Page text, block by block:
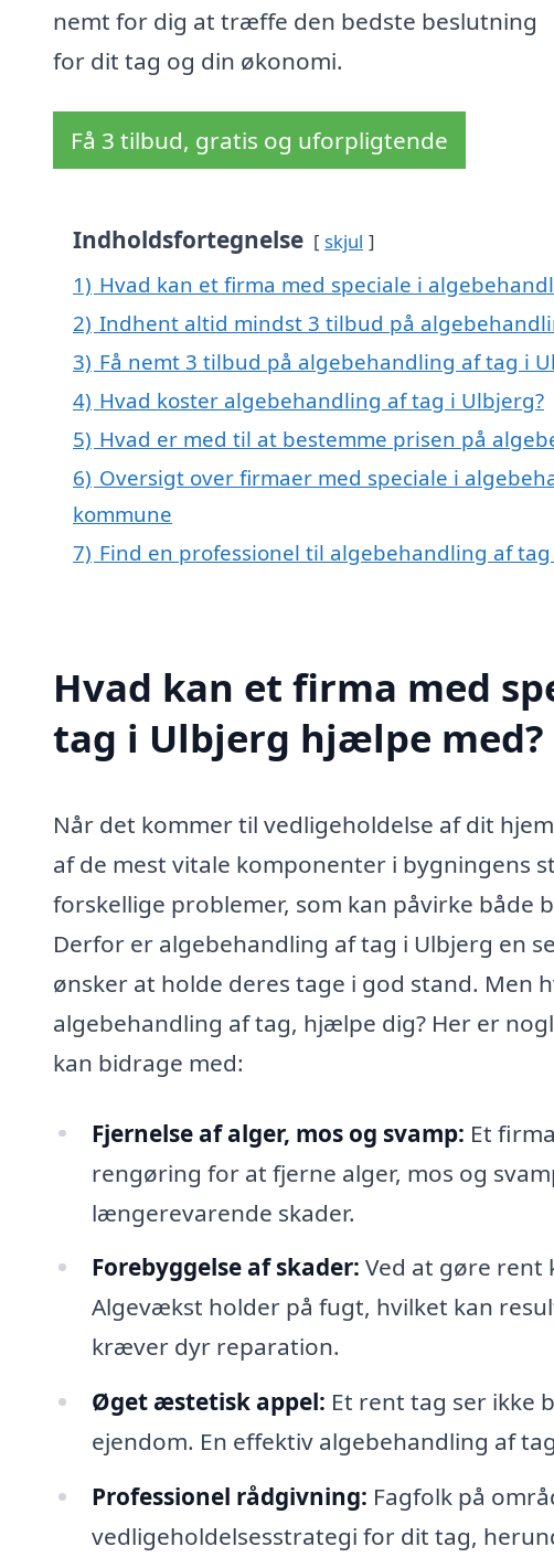
nemt for dig at træffe den bedste beslutning
for dit tag og din økonomi.
Få 3 tilbud, gratis og uforpligtende
Indholdsfortegnelse skjul
1) Hvad kan et firma med speciale i
2) Indhent altid mindst 3 tilbud på
3) Få nemt 3 tilbud på algebehandling af tag i
4) Hvad koster algebehandling af tag i Ulbjerg?
5) Hvad er med til at bestemme prisen på
6) Oversigt over firmaer med speciale i
kommune
7) Find en professionel til algebehandling af
Hvad kan et firma med
tag i Ulbjerg hjælpe med?
Når det kommer til vedligeholdelse af dit
af de mest vitale komponenter i bygningens
forskellige problemer, som kan påvirke både
Derfor er algebehandling af tag i Ulbjerg en
ønsker at holde deres tage i god stand. Men
algebehandling af tag, hjælpe dig? Her er
kan bidrage med:
Fjernelse af alger, mos og svamp: Et
rengøring for at fjerne alger, mos og
længerevarende skader.
Forebyggelse af skader: Ved at gøre rent
Algevækst holder på fugt, hvilket kan
kræver dyr reparation.
Øget æstetisk appel: Et rent tag ser ikke
ejendom. En effektiv algebehandling af
Professionel rådgivning: Fagfolk på
vedligeholdelsesstrategi for dit tag,